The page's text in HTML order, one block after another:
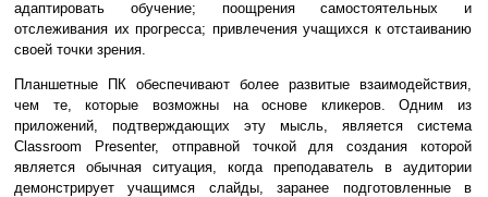
адаптировать обучение; поощрения самостоятельных и
отслеживания их прогресса; привлечения учащихся к отстаиванию
своей точки зрения.
Планшетные ПК обеспечивают более развитые взаимодействия,
чем те, которые возможны на основе кликеров. Одним из
приложений, подтверждающих эту мысль, является система
Classroom Presenter, отправной точкой для создания которой
является обычная ситуация, когда преподаватель в аудитории
демонстрирует учащимся слайды, заранее подготовленные в